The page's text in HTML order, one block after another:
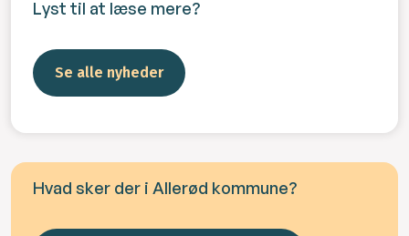
Lyst til at læse mere?
Se alle nyheder
Hvad sker der i Allerød kommune?